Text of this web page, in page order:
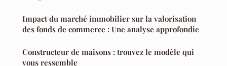
Impact du marché immobilier sur la valorisation
des fonds de commerce : Une analyse approfondie
Constructeur de maisons : trouvez le modèle qui
vous ressemble